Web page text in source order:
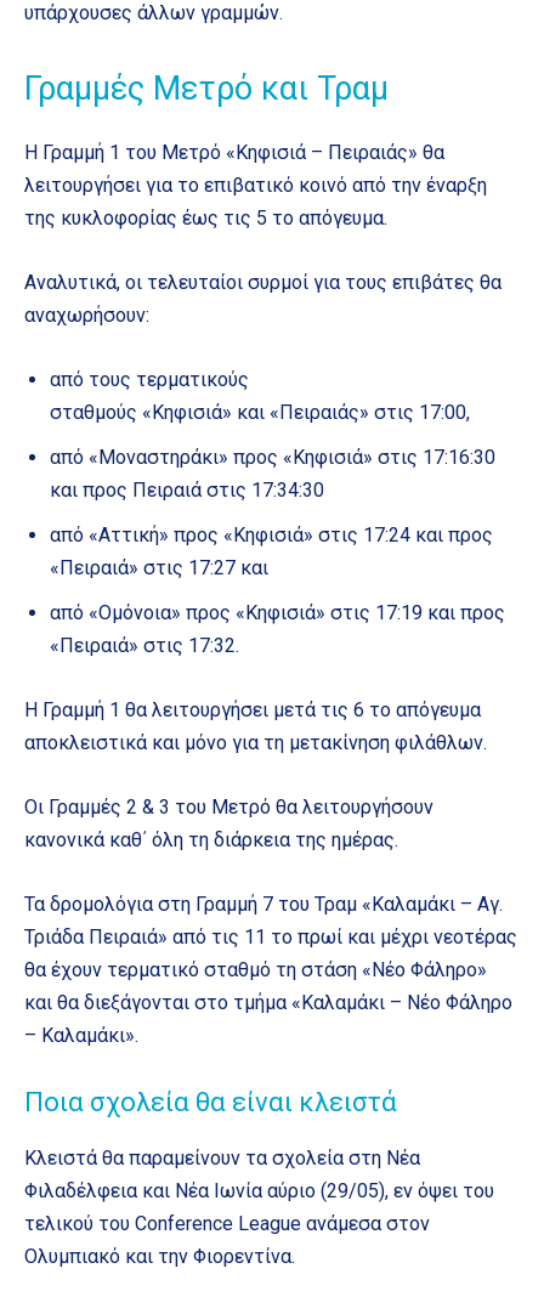
υπάρχουσες άλλων γραμμών.
Γραμμές Μετρό και Τραμ
Η Γραμμή 1 του Μετρό «Κηφισιά – Πειραιάς» θα
λειτουργήσει για το επιβατικό κοινό από την έναρξη
της κυκλοφορίας έως τις 5 το απόγευμα.
Αναλυτικά, οι τελευταίοι συρμοί για τους επιβάτες θα
αναχωρήσουν:
από τους τερματικούς
σταθμούς «Κηφισιά» και «Πειραιάς» στις 17:00,
από «Μοναστηράκι» προς «Κηφισιά» στις 17:16:30
και προς Πειραιά στις 17:34:30
από «Αττική» προς «Κηφισιά» στις 17:24 και προς
«Πειραιά» στις 17:27 και
από «Ομόνοια» προς «Κηφισιά» στις 17:19 και προς
«Πειραιά» στις 17:32.
Η Γραμμή 1 θα λειτουργήσει μετά τις 6 το απόγευμα
αποκλειστικά και μόνο για τη μετακίνηση φιλάθλων.
Οι Γραμμές 2 & 3 του Μετρό θα λειτουργήσουν
κανονικά καθ΄ όλη τη διάρκεια της ημέρας.
Τα δρομολόγια στη Γραμμή 7 του Τραμ «Καλαμάκι – Αγ.
Τριάδα Πειραιά» από τις 11 το πρωί και μέχρι νεοτέρας
θα έχουν τερματικό σταθμό τη στάση «Νέο Φάληρο»
και θα διεξάγονται στο τμήμα «Καλαμάκι – Νέο Φάληρο
– Καλαμάκι».
Ποια σχολεία θα είναι κλειστά
Κλειστά θα παραμείνουν τα σχολεία στη Νέα
Φιλαδέλφεια και Νέα Ιωνία αύριο (29/05), εν όψει του
τελικού του Conference League ανάμεσα στον
Ολυμπιακό και την Φιορεντίνα.